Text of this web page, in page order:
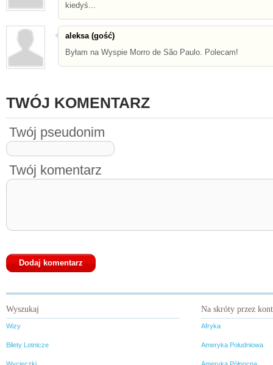
kiedyś...
aleksa (gość)
Byłam na Wyspie Morro de São Paulo. Polecam!
TWÓJ KOMENTARZ
Twój pseudonim
Twój komentarz
Wyszukaj
Wizy
Bilety Lotnicze
Na skróty przez
Afryka
Ameryka Południowa